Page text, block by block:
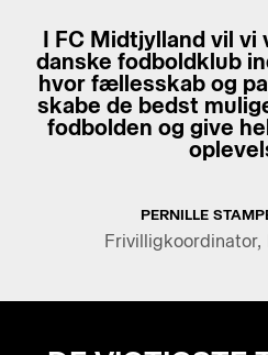
I FC Midtjylland vil
danske fodboldklub
hvor fællesskab og
skabe de bedst
fodbolden og give
PERNILLE